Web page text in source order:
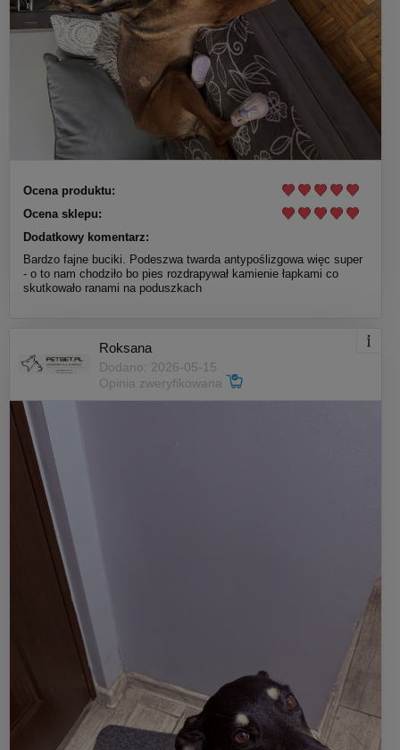
Ocena produktu:
Ocena sklepu:
Dodatkowy komentarz:
Bardzo fajne buciki. Podeszwa twarda antypoślizgowa więc super
- o to nam chodziło bo pies rozdrapywał kamienie łapkami co
skutkowało ranami na poduszkach
Roksana
Dodano: 2026-05-15
Opinia zweryfikowana